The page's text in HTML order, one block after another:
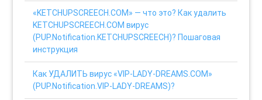
«KETCHUPSCREECH.COM» — что это? Как удалить
KETCHUPSCREECH.COM вирус
(PUP.Notification.KETCHUPSCREECH)? Пошаговая
инструкция
Как УДАЛИТЬ вирус «VIP-LADY-DREAMS.COM»
(PUP.Notification.VIP-LADY-DREAMS)?